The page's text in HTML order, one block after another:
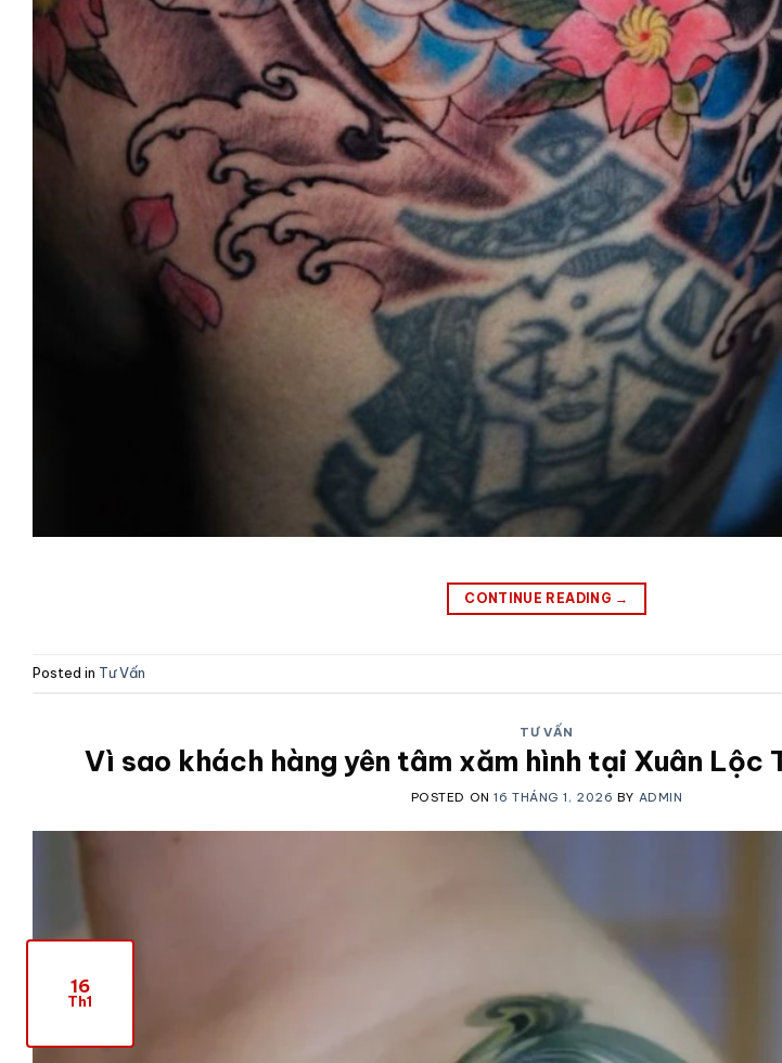
CONTINUE READING →
Posted in Tư Vấn
TƯ VẤN
Vì sao khách hàng yên tâm xăm hình tại Xuân Lộc
POSTED ON16 THÁNG 1, 2026 BY ADMIN
16
Th1